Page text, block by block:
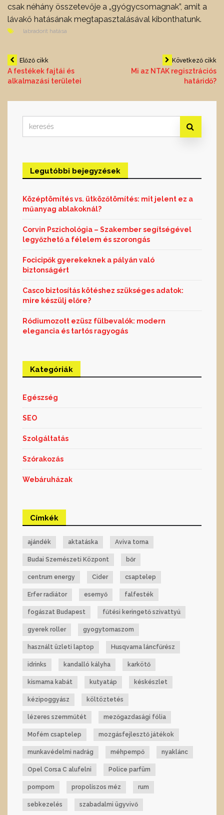
csak néhány összetevője a „gyógycsomagnak”, amit a
lávakő hatásának megtapasztalásával kibonthatunk.
labradorit hatása
Bejegyzés
navigáció
Előző cikk
A festékek fajtái és
alkalmazási területei
Következő cikk
Mi az NTAK regisztrációs
határidő?
for:
Legutóbbi bejegyzések
Középtömítés vs. ütközőtömítés: mit jelent ez a
műanyag ablakoknál?
Corvin Pszichológia – Szakember segítségével
legyőzhető a félelem és szorongás
Focicipők gyerekeknek a pályán való
biztonságért
Casco biztosítás kötéshez szükséges adatok:
mire készülj előre?
Ródiumozott ezüsz fülbevalók: modern
elegancia és tartós ragyogás
Kategóriák
Egészség
SEO
Szolgáltatás
Szórakozás
Webáruházak
Címkék
ajándék aktatáska Aviva torna
Budai Szemészeti Központ bőr
centrum energy Cider csaptelep
Erfer radiátor esernyő falfesték
fogászat Budapest fűtési keringető szivattyú
gyerek roller gyogytornaszom
használt üzleti laptop Husqvarna láncfűrész
idrinks kandalló kályha karkötő
kismama kabát kutyatáp késkészlet
kézipoggyász költöztetés
lézeres szemműtét mezőgazdasági fólia
Mofém csaptelep mozgásfejlesztő játékok
munkavédelmi nadrág méhpempő nyaklánc
Opel Corsa C alufelni Police parfüm
pompom propoliszos méz rum
sebkezelés szabadalmi ügyvivő